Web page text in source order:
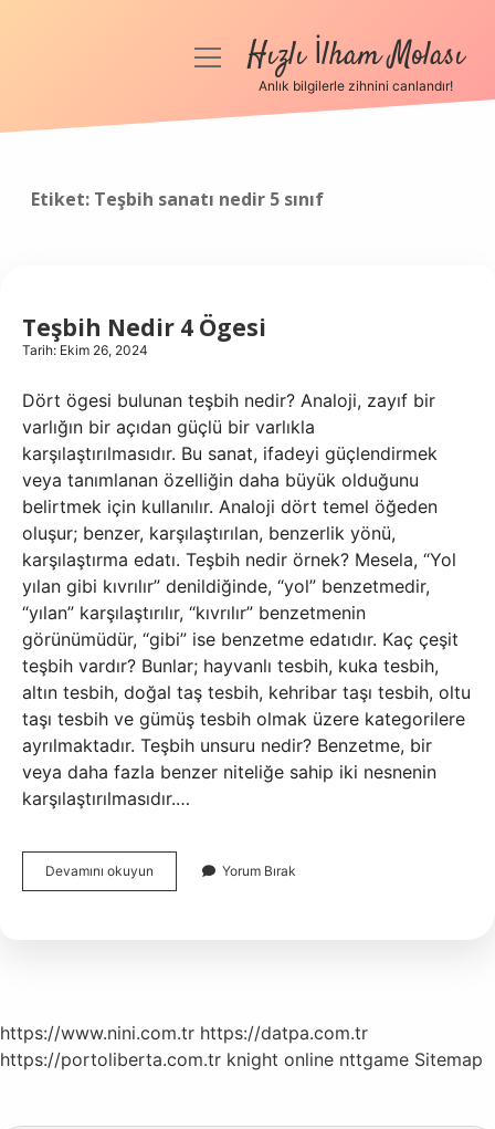
Anasayfa
menüyüHızlı İlham Molası
Anlık bilgilerle zihnini canlandır!
Etiket: Teşbih sanatı nedir 5 sınıf
Teşbih Nedir 4 Ögesi
Tarih: Ekim 26, 2024
Dört ögesi bulunan teşbih nedir? Analoji, zayıf bir
varlığın bir açıdan güçlü bir varlıkla
karşılaştırılmasıdır. Bu sanat, ifadeyi güçlendirmek
veya tanımlanan özelliğin daha büyük olduğunu
belirtmek için kullanılır. Analoji dört temel öğeden
oluşur; benzer, karşılaştırılan, benzerlik yönü,
karşılaştırma edatı. Teşbih nedir örnek? Mesela, “Yol
yılan gibi kıvrılır” denildiğinde, “yol” benzetmedir,
“yılan” karşılaştırılır, “kıvrılır” benzetmenin
görünümüdür, “gibi” ise benzetme edatıdır. Kaç çeşit
teşbih vardır? Bunlar; hayvanlı tesbih, kuka tesbih,
altın tesbih, doğal taş tesbih, kehribar taşı tesbih, oltu
taşı tesbih ve gümüş tesbih olmak üzere kategorilere
ayrılmaktadır. Teşbih unsuru nedir? Benzetme, bir
veya daha fazla benzer niteliğe sahip iki nesnenin
karşılaştırılmasıdır.…
Devamını okuyun
Nedir
Yorum Bırak
https://www.nini.com.tr https://datpa.com.tr
https://portoliberta.com.tr knight online nttgame Sitemap